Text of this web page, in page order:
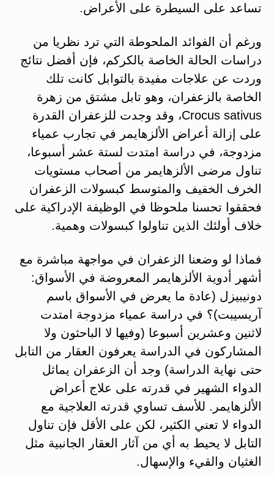
تساعد على السيطرة على الأعراض.
ورغم أن الفوائد الملحوطة التي ترد نظريا من
دراسات الحالة الخاصة بالكركم، فإن أفضل نتائج
وردت عن علاجات مفيدة بالتوابل كانت تلك
الخاصة بالزعفران، وهو تابل مشتق من زهرة
Crocus sativus، وقد وجدت للزعفران القدرة
على إزالة أعراض الألزهايمر في تجارب عمياء
مزدوجة، في دراسة امتدت لستة عشر أسبوعا،
تناول مرضى الألزهايمر من أصحاب مستويات
الخرف الخفيف والمتوسط كبسولات الزعفران
فحققوا تحسنا ملحوظا في الوظيفة الإدراكية على
خلاف أولئك الذين تناولوا كبسولات وهمية.
فماذا لو وضعنا الزعفران في مواجهة مباشرة مع
أشهر أدوية الألزهايمر المعروضة في الأسواق:
دونيبيزل (عادة ما يعرض في الأسواق باسم
آريسيبت)؟ في دراسة عمياء مزدوجة امتدت
لاثنين وعشرين أسبوعا (وفيها لا الباحثون ولا
المشاركون في الدراسة يعرفون العقار من التابل
حتى نهاية الدراسة) وجد أن الزعفران يماثل
الدواء الشهير في قدرته على علاج أعراض
الألزهايمر. للأسف تساوي قدرته العلاجية مع
الدواء لا تعني الكثير، لكن على الأقل فإن تناول
التابل لا يحيط به أي من آثار العقار الجانبية مثل
الغثيان والقيء والإسهال.